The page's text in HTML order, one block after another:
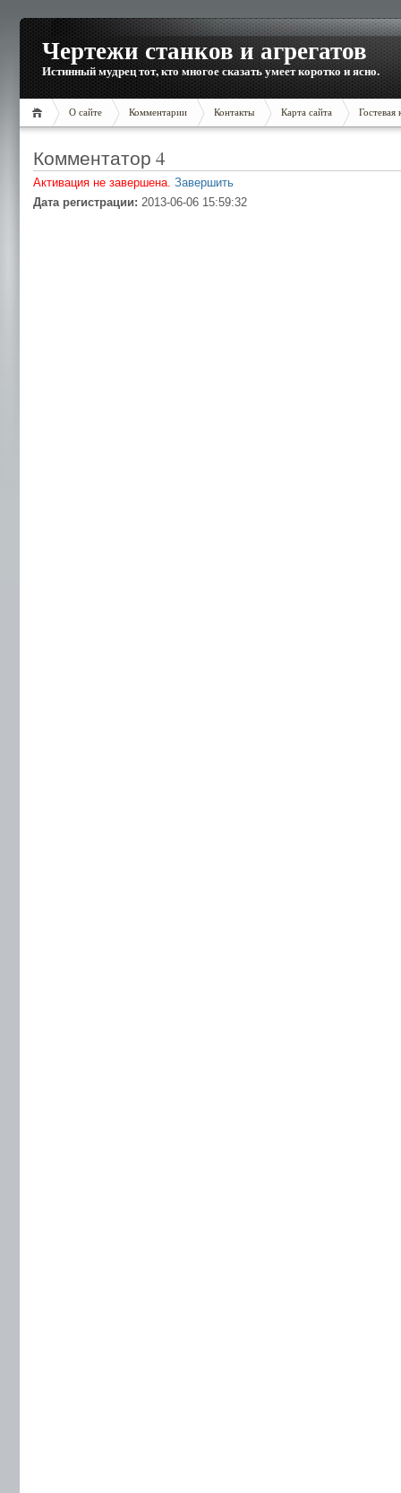
Чертежи станков и агрегатов
Истинный мудрец тот, кто многое сказать умеет коротко и ясно.
О сайте Комментарии Контакты Карта сайта Гостевая
Комментатор 4
Активация не завершена. Завершить
Дата регистрации: 2013-06-06 15:59:32